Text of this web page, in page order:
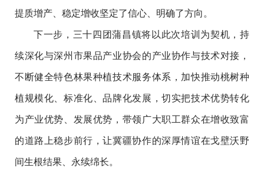
提质增产、稳定增收坚定了信心、明确了方向。
下一步，三十四团蒲昌镇将以此次培训为契机，持
续深化与深州市果品产业协会的产业协作与技术对接，
不断健全特色林果种植技术服务体系，加快推动桃树种
植规模化、标准化、品牌化发展，切实把技术优势转化
为产业优势、发展优势，带领广大职工群众在增收致富
的道路上稳步前行，让冀疆协作的深厚情谊在戈壁沃野
间生根结果、永续绵长。